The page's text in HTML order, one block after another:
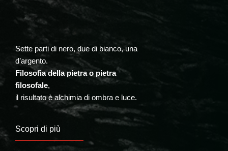
Sette parti di nero, due di bianco, una
d’argento.
Filosofia della pietra o pietra
filosofale,
il risultato è alchimia di ombra e luce.
Scopri di più